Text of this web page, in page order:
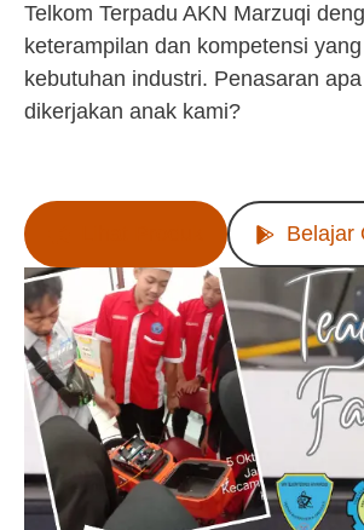
Telkom Terpadu AKN Marzuqi
keterampilan dan kompetensi
kebutuhan industri. Penasaran
dikerjakan anak kami?
Belajar